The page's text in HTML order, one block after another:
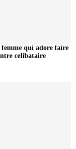
femme qui adore faire
celibataire